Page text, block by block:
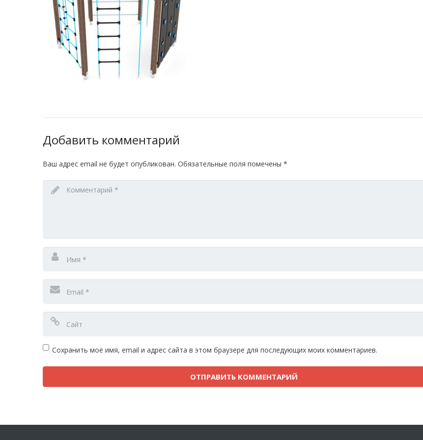
Добавить комментарий
Ваш адрес email не будет опубликован. Обязательные поля помечены *
Сохранить моё имя, email и адрес сайта в этом браузере для последующих моих комментариев.